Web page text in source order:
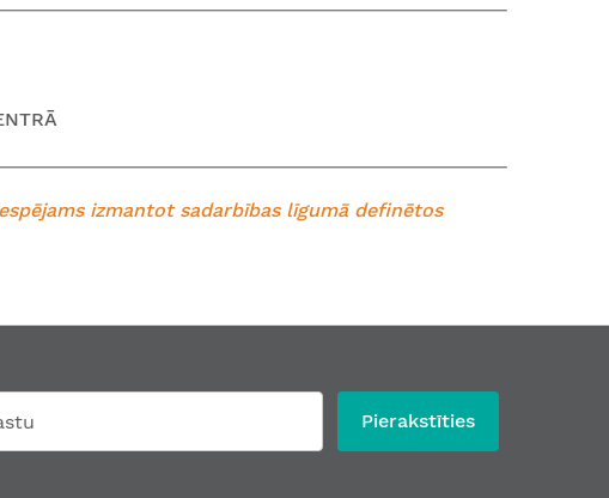
izmantot sadarbības līgumā definētos
Pierakstīties